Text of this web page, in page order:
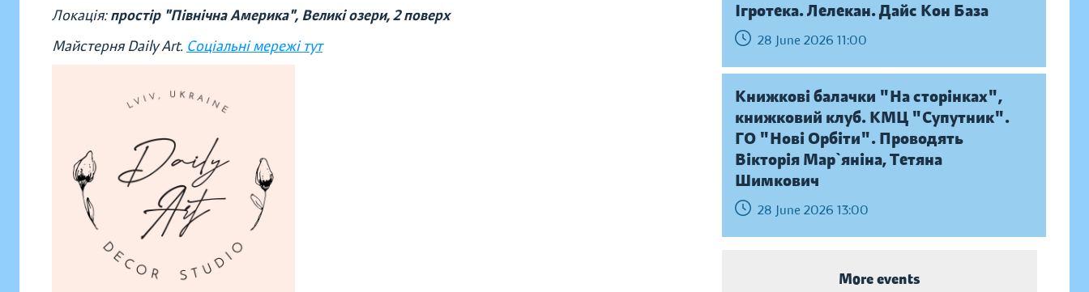
Локація:простір "Північна Америка", Великі озери, 2 поверх
Майстерня Daily Art. Соціальні мережі тут
Ігротека. Лелекан. Дайс Кон База
28 June 2026 11:00
Книжкові балачки "На сторінках",
книжковий клуб. КМЦ "Супутник".
ГО "Нові Орбіти". Проводять
Вікторія Мар`яніна, Тетяна
Шимкович
28 June 2026 13:00
More events